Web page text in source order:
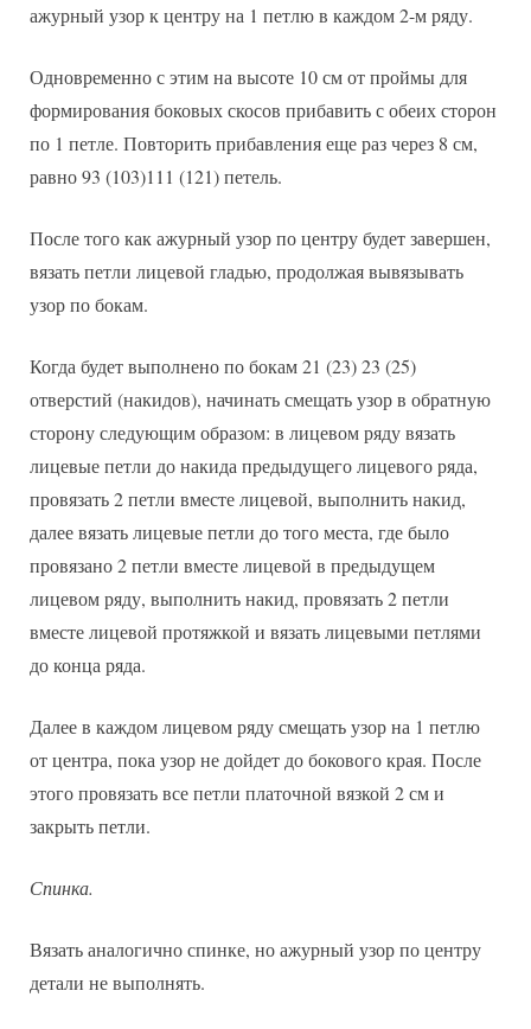
ажурный узор к центру на 1 петлю в каждом 2-м ряду.
Одновременно с этим на высоте 10 см от проймы для
формирования боковых скосов прибавить с обеих сторон
по 1 петле. Повторить прибавления еще раз через 8 см,
равно 93 (103)111 (121) петель.
После того как ажурный узор по центру будет завершен,
вязать петли лицевой гладью, продолжая вывязывать
узор по бокам.
Когда будет выполнено по бокам 21 (23) 23 (25)
отверстий (накидов), начинать смещать узор в обратную
сторону следующим образом: в лицевом ряду вязать
лицевые петли до накида предыдущего лицевого ряда,
провязать 2 петли вместе лицевой, выполнить накид,
далее вязать лицевые петли до того места, где было
провязано 2 петли вместе лицевой в предыдущем
лицевом ряду, выполнить накид, провязать 2 петли
вместе лицевой протяжкой и вязать лицевыми петлями
до конца ряда.
Далее в каждом лицевом ряду смещать узор на 1 петлю
от центра, пока узор не дойдет до бокового края. После
этого провязать все петли платочной вязкой 2 см и
закрыть петли.
Спинка.
Вязать аналогично спинке, но ажурный узор по центру
детали не выполнять.